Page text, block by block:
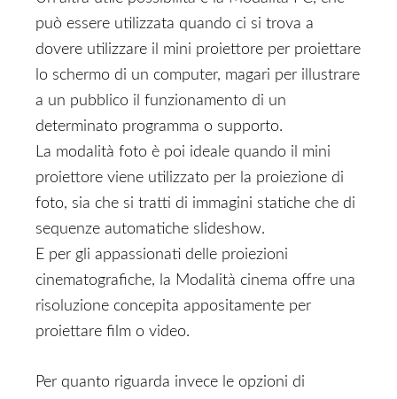
può essere utilizzata quando ci si trova a
dovere utilizzare il mini proiettore per proiettare
lo schermo di un computer, magari per illustrare
a un pubblico il funzionamento di un
determinato programma o supporto.
La modalità foto è poi ideale quando il mini
proiettore viene utilizzato per la proiezione di
foto, sia che si tratti di immagini statiche che di
sequenze automatiche slideshow.
E per gli appassionati delle proiezioni
cinematografiche, la Modalità cinema offre una
risoluzione concepita appositamente per
proiettare film o video.
Per quanto riguarda invece le opzioni di